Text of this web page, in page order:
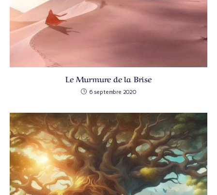
Le Murmure de la Brise
6 septembre 2020